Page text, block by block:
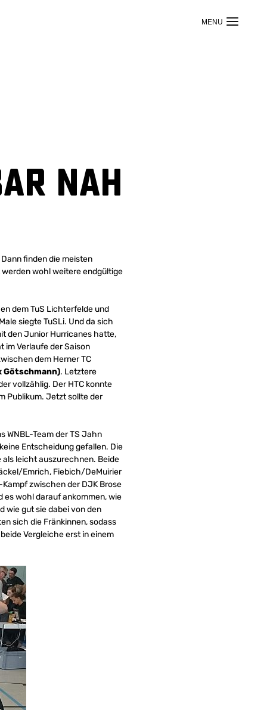
nah
finden die meisten
wohl weitere endgültige
dem TuS Lichterfelde und
siegte TuSLi. Und da sich
den Junior Hurricanes hatte,
im Verlaufe der Saison
dem Herner TC
Götschmann). Letztere
vollzählig. Der HTC konnte
Publikum. Jetzt sollte der
WNBL-Team der TS Jahn
Entscheidung gefallen. Die
als leicht auszurechnen. Beide
Emrich, Fiebich/DeMuirier
zwischen der DJK Brose
es wohl darauf ankommen, wie
wie gut sie dabei von den
sich die Fränkinnen, sodass
Vergleiche erst in einem